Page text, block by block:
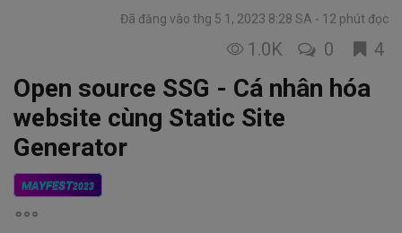
Đã đăng vào thg 5 1, 2023 8:28 SA 12 phút đọc
1.0K 0 4
Open source SSG - Cá nhân hóa
website cùng Static Site
Generator
MAYFEST2023